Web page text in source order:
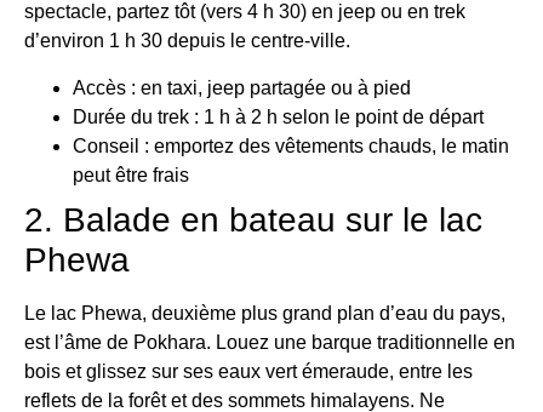
spectacle, partez tôt (vers 4 h 30) en jeep ou en trek
d’environ 1 h 30 depuis le centre-ville.
Accès : en taxi, jeep partagée ou à pied
Durée du trek : 1 h à 2 h selon le point de départ
Conseil : emportez des vêtements chauds, le matin
peut être frais
2. Balade en bateau sur le lac
Phewa
Le lac Phewa, deuxième plus grand plan d’eau du pays,
est l’âme de Pokhara. Louez une barque traditionnelle en
bois et glissez sur ses eaux vert émeraude, entre les
reflets de la forêt et des sommets himalayens. Ne